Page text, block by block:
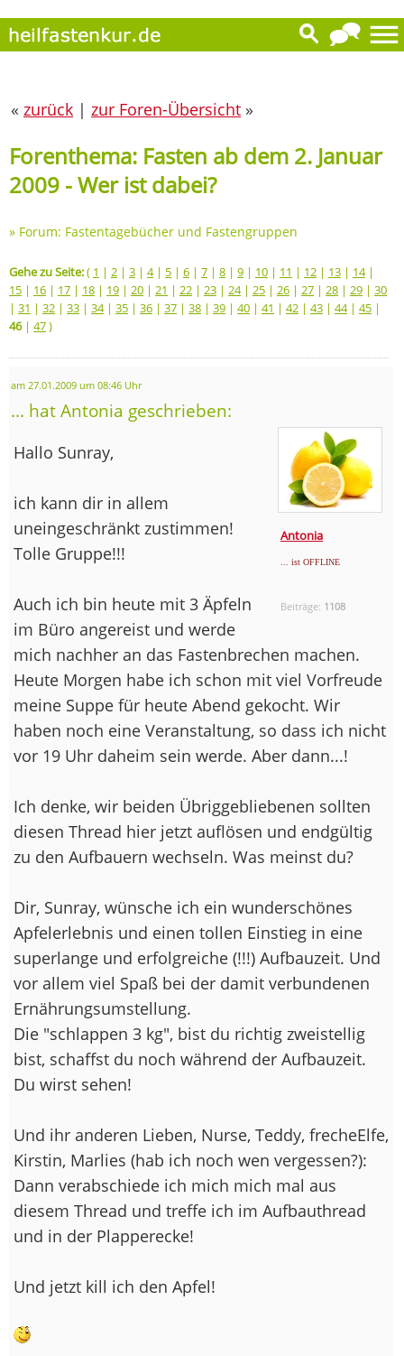
« zurück | zur Foren-Übersicht »
Forenthema: Fasten ab dem 2. Januar
2009 - Wer ist dabei?
» Forum: Fastentagebücher und Fastengruppen
Gehe zu Seite:( 1 | 2 | 3 | 4| 5 | 6 | 7 | 8 | 9 | 10 | 11 | 12 | 13 | 14|
15 | 16 | 17 | 18 | 19 | 20 | 21 | 22 | 23 | 24| 25 | 26 | 27 | 28 | 29 | 30
| 31 | 32 | 33 | 34| 35 | 36 | 37 | 38 | 39 | 40 | 41 | 42 | 43 | 44| 45 |
46| 47)
am 27.01.2009 um 08:46 Uhr
... hat Antonia geschrieben:
Antonia
... ist OFFLINE
Beiträge: 1108
Hallo Sunray,
ich kann dir in allem
uneingeschränkt zustimmen!
Tolle Gruppe!!!
Auch ich bin heute mit 3 Äpfeln
im Büro angereist und werde
mich nachher an das Fastenbrechen machen.
Heute Morgen habe ich schon mit viel Vorfreude
meine Suppe für heute Abend gekocht. Wir
haben noch eine Veranstaltung, so dass ich nicht
vor 19 Uhr daheim sein werde. Aber dann...!
Ich denke, wir beiden Übriggebliebenen sollten
diesen Thread hier jetzt auflösen und endgültig
zu den Aufbauern wechseln. Was meinst du?
Dir, Sunray, wünsche ich ein wunderschönes
Apfelerlebnis und einen tollen Einstieg in eine
superlange und erfolgreiche (!!!) Aufbauzeit. Und
vor allem viel Spaß bei der damit verbundenen
Ernährungsumstellung.
Die "schlappen 3 kg", bist du richtig zweistellig
bist, schaffst du noch während der Aufbauzeit.
Du wirst sehen!
Und ihr anderen Lieben, Nurse, Teddy, frecheElfe,
Kirstin, Marlies (hab ich noch wen vergessen?):
Dann verabschiede ich mich mich mal aus
diesem Thread und treffe ich im Aufbauthread
und in der Plapperecke!
Und jetzt kill ich den Apfel!